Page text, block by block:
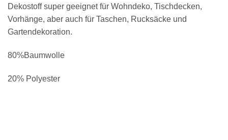
Dekostoff super geeignet für Wohndeko, Tischdecken,
Vorhänge, aber auch für Taschen, Rucksäcke und
Gartendekoration.
80%Baumwolle
20% Polyester